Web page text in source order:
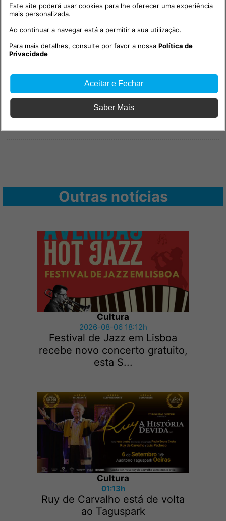
PUB
Outras notícias
Cultura
2026-08-06 18:12h
Festival de Jazz em Lisboa
recebe novo concerto gratuito,
esta S...
Cultura
01:13h
Ruy de Carvalho está de volta
ao Taguspark
Este site poderá usar cookies para lhe oferecer uma experiência
mais personalizada.
Ao continuar a navegar está a permitir a sua utilização.
Para mais detalhes, consulte por favor a nossaPolítica de
Privacidade
Aceitar e Fechar
Saber Mais